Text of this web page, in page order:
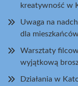
kreatywność w
Uwaga na
dla
Warsztaty
wyjątkową
Działania w